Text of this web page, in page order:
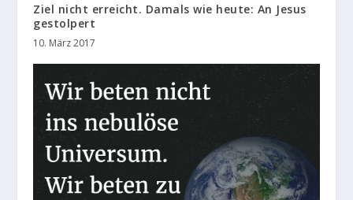
Ziel nicht erreicht. Damals wie heute: An Jesus
gestolpert
10. März 2017